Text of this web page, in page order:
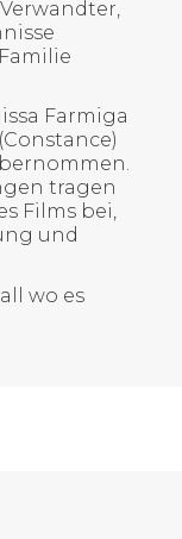
Farmiga
tragen
Films bei,
und
wo es